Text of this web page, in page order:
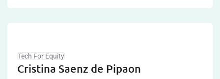
Tech For Equity
Cristina Saenz de Pipaon